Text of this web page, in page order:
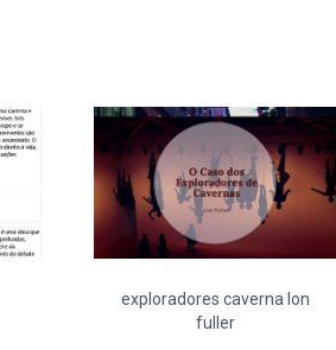
exploradores caverna lon
fuller